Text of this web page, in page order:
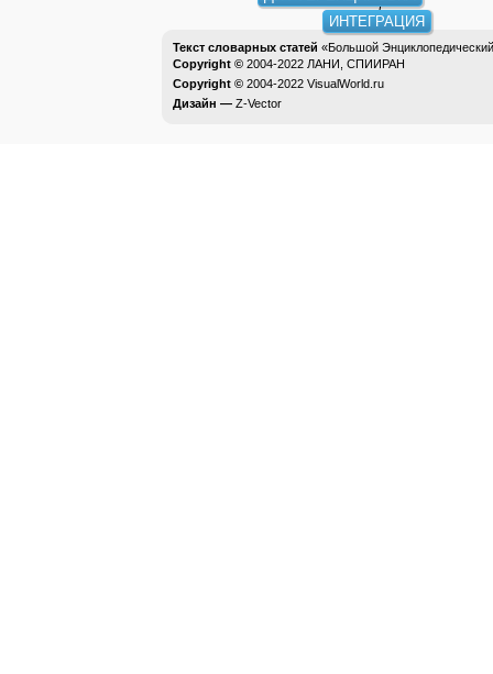
ИНТЕГРАЦИЯ
Текст словарных статей «Большой
Copyright © 2004-2022 ЛАНИ, СПИИРАН
Copyright © 2004-2022 VisualWorld.ru
Дизайн — Z-Vector